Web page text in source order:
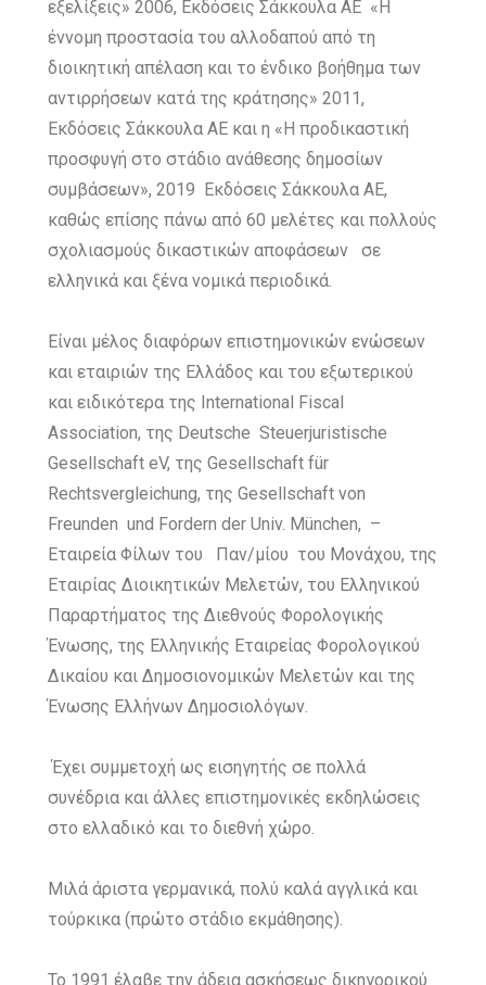
εξελίξεις» 2006, Εκδόσεις Σάκκουλα ΑE «Η
έννομη προστασία του αλλοδαπού από τη
διοικητική απέλαση και το ένδικο βοήθημα των
αντιρρήσεων κατά της κράτησης» 2011,
Εκδόσεις Σάκκουλα ΑΕ και η «Η προδικαστική
προσφυγή στο στάδιο ανάθεσης δημοσίων
συμβάσεων», 2019 Εκδόσεις Σάκκουλα ΑΕ,
καθώς επίσης πάνω από 60 μελέτες και πολλούς
σχολιασμούς δικαστικών αποφάσεων σε
ελληνικά και ξένα νομικά περιοδικά.
Είναι μέλος διαφόρων επιστημονικών ενώσεων
και εταιριών της Ελλάδος και του εξωτερικού
και ειδικότερα της International Fiscal
Association, της Deutsche Steuerjuristische
Gesellschaft eV, της Gesellschaft für
Rechtsvergleichung, της Gesellschaft von
Freunden und Fordern der Univ. München, –
Εταιρεία Φίλων του Παν/μίου του Μονάχου, της
Εταιρίας Διοικητικών Μελετών, του Ελληνικού
Παραρτήματος της Διεθνούς Φορολογικής
Ένωσης, της Ελληνικής Εταιρείας Φορολογικού
Δικαίου και Δημοσιονομικών Μελετών και της
Ένωσης Ελλήνων Δημοσιολόγων.
Έχει συμμετοχή ως εισηγητής σε πολλά
συνέδρια και άλλες επιστημονικές εκδηλώσεις
στο ελλαδικό και το διεθνή χώρο.
Μιλά άριστα γερμανικά, πολύ καλά αγγλικά και
τούρκικα (πρώτο στάδιο εκμάθησης).
Το 1991 έλαβε την άδεια ασκήσεως δικηγορικού